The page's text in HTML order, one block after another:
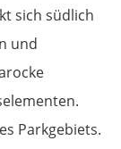
sich südlich
und
Parkgebiets.